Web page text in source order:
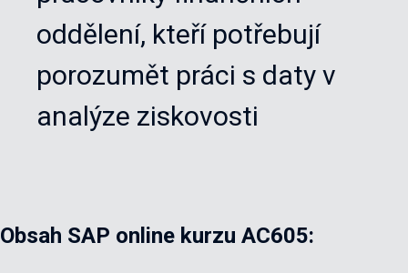
oddělení, kteří potřebují
porozumět práci s daty v
analýze ziskovosti
Obsah SAP online kurzu AC605: